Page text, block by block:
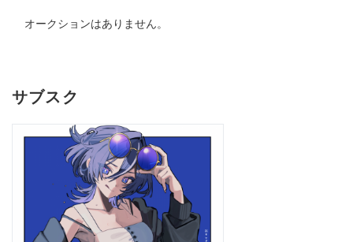
オークションはありません。
サブスク